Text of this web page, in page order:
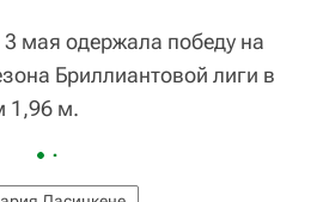
мая одержала победу на
Бриллиантовой лиги в
1,96 м.